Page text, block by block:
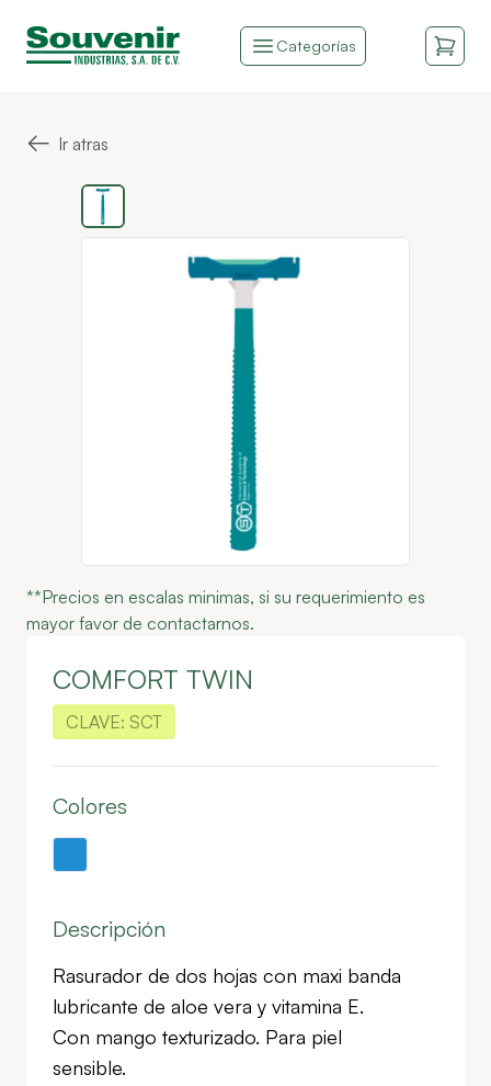
Categorías
← Ir atras
**Precios en escalas minimas, si su requerimiento es
mayor favor de contactarnos.
COMFORT TWIN
CLAVE: SCT
Colores
Descripción
Rasurador de dos hojas con maxi banda
lubricante de aloe vera y vitamina E.
Con mango texturizado. Para piel
sensible.